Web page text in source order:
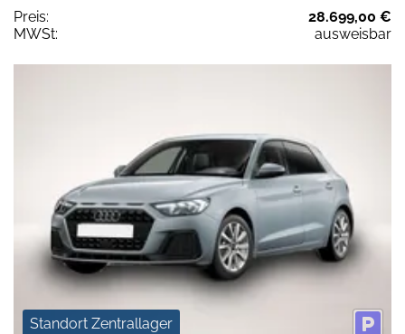
Preis:
28.699,00 €
MWSt:
ausweisbar
Standort Zentrallager